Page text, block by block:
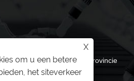
District, Zibo City, provincie
X
om u een betere
het siteverkeer